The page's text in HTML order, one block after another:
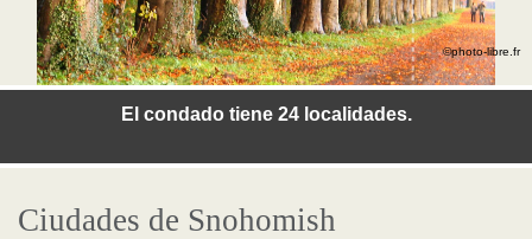
El condado tiene 24 localidades.
©photo-libre.fr
Ciudades de Snohomish